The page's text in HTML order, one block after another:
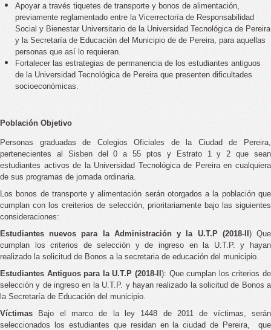
Apoyar a través tiquetes de transporte y bonos de alimentación,
previamente reglamentado entre la Vicerrectoría de Responsabilidad
Social y Bienestar Universitario de la Universidad Tecnológica de Pereira
y la Secretaría de Educación del Municipio de de Pereira, para aquellas
personas que así lo requieran.
Fortalecer las estrategias de permanencia de los estudiantes antiguos
de la Universidad Tecnológica de Pereira que presenten dificultades
socioeconómicas.
Población Objetivo
Personas graduadas de Colegios Oficiales de la Ciudad de Pereira,
pertenecientes al Sisben del 0 a 55 ptos y Estrato 1 y 2 que sean
estudiantes activos de la Universidad Tecnológica de Pereira en cualquiera
de sus programas de jornada ordinaria.
Los bonos de transporte y alimentación serán otorgados a la población que
cumplan con los creiterios de selección, prioritariamente bajo las siguientes
consideraciones:
Estudiantes nuevos para la Administración y la U.T.P (2018-II ) Que
cumplan los criterios de selección y de ingreso en la U.T.P. y hayan
realizado la solicitud de Bonos a la secretaria de educación del municipio.
Estudiantes Antiguos para la U.T.P (2018-II ): Que cumplan los criterios de
selección y de ingreso en la U.T.P. y hayan realizado la solicitud de Bonos a
la Secretaría de Educación del municipio.
Víctimas
Bajo el marco de la ley 1448 de 2011 de víctimas, serán
seleccionados los estudiantes que residan en la ciudad de Pereira, que